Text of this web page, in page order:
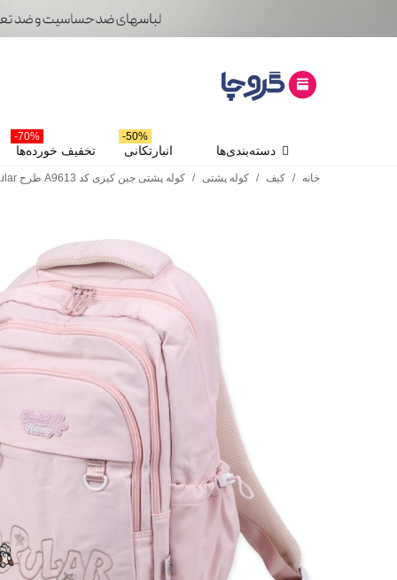
دسته‌بندی‌ها انبارتکانی
50%-
تخفیف خورده‌ها
70%-
خانه / کیف / کوله پشتی / کوله پشتی جین کیزی کد A9613 طرح Popular